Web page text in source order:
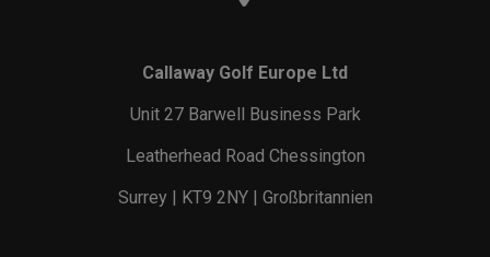
Callaway Golf Europe Ltd
Unit 27 Barwell Business Park
Leatherhead Road Chessington
Surrey | KT9 2NY | Großbritannien